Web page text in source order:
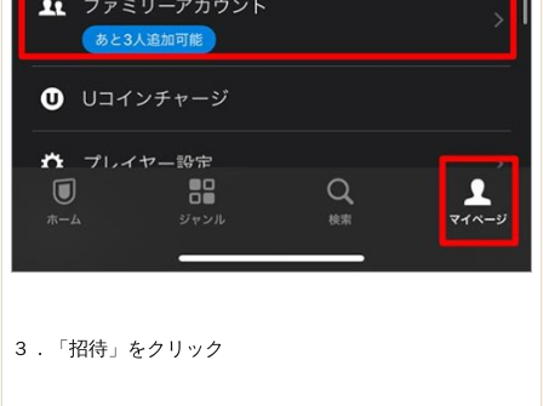
３．「招待」をクリック